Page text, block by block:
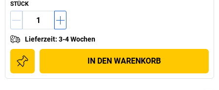
STÜCK
Lieferzeit: 3-4 Wochen
IN DEN WARENKORB